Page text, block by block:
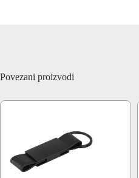
Povezani proizvodi